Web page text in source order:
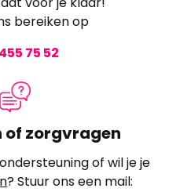
bereiken op
75 52
of zorgvragen
of wil je je
? Stuur ons een mail: